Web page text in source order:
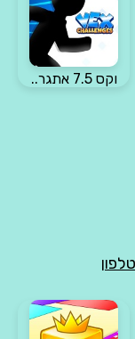
וקס 7.5 אתגר..